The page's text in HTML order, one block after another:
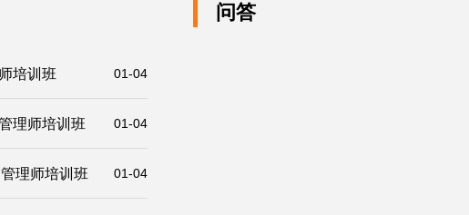
培训班 01-04
理师培训班 01-04
理师培训班 01-04
问答